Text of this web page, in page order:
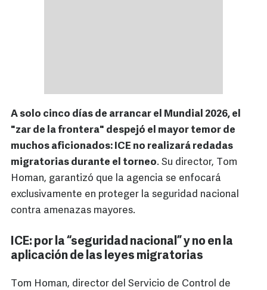
A solo cinco días de arrancar el Mundial 2026, el
"zar de la frontera" despejó el mayor temor de
muchos aficionados: ICE no realizará redadas
migratorias durante el torneo. Su director, Tom
Homan, garantizó que la agencia se enfocará
exclusivamente en proteger la seguridad nacional
contra amenazas mayores.
ICE: por la “seguridad nacional” y no en la
aplicación de las leyes migratorias
Tom Homan, director del Servicio de Control de